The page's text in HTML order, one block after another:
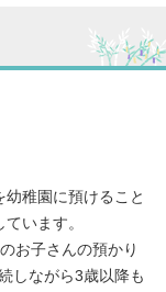
稚園に預けること
います。
お子さんの預かり
しながら3歳以降も